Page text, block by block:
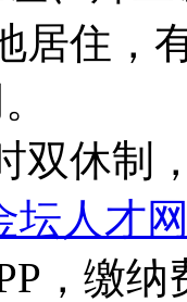
居住，
双休制
坛人才
，缴